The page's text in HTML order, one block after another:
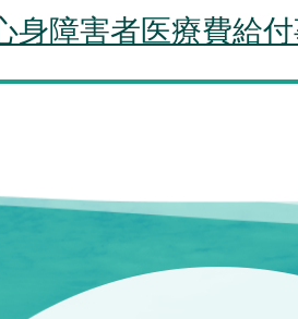
身障害者医療費給